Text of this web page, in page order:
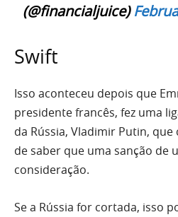
(@financialjuice)
Swift
Isso aconteceu depois que
presidente francês, fez uma
da Rússia, Vladimir Putin,
de saber que uma sanção de
consideração.
Se a Rússia for cortada, isso